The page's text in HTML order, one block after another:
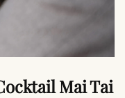
Mai Tai